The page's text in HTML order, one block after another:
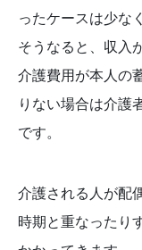
ったケースは少な
そうなると、収入
介護費用が本人の
りない場合は介護
です。
介護される人が配
時期と重なったり